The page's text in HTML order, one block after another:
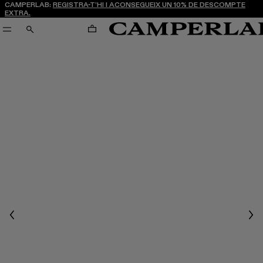
CAMPERLAB: REGISTRA-T’HI I ACONSEGUEIX UN 10% DE DESCOMPTE
EXTRA.
CERCA CARRO
Previous